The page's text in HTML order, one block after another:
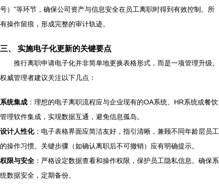
号）”等环节，确保公司资产与信息安全在员工离职时得到有效控制。所
有操作留痕，形成完整的审计轨迹。
三、 实施电子化更新的关键要点
推行离职申请电子化并非简单地更换表格形式，而是一项管理升级。
权威管理者建议关注以下几点：
系统集成 ：理想的电子离职流程应与企业现有的OA系统、HR系统或餐饮
管理软件集成，实现数据互通，避免信息孤岛。
设计人性化：电子表格界面应简洁友好，指引清晰，兼顾不同年龄层员工
的操作习惯。关键步骤（如确认离职后不可撤销）应有明确提示。
权限与安全 ：严格设定数据查看和操作权限，保护员工隐私信息。确保系
统数据安全，定期备份。